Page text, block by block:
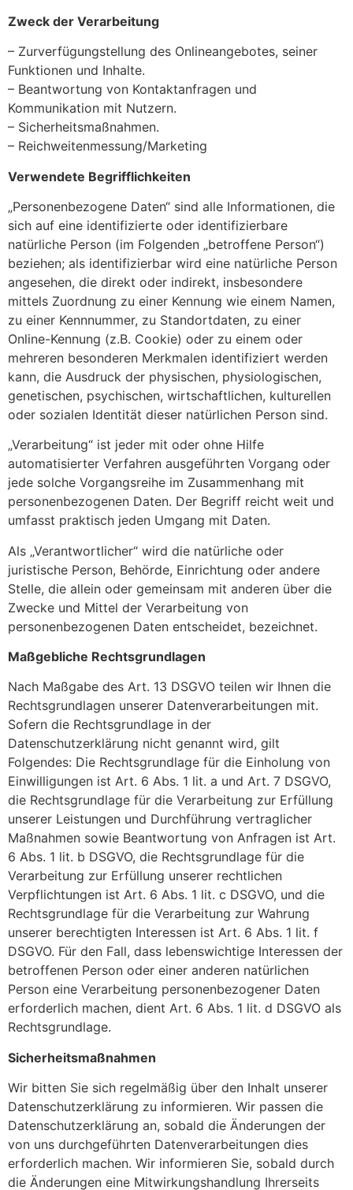
Zweck der Verarbeitung
– Zurverfügungstellung des Onlineangebotes, seiner
Funktionen und Inhalte.
– Beantwortung von Kontaktanfragen und
Kommunikation mit Nutzern.
– Sicherheitsmaßnahmen.
– Reichweitenmessung/Marketing
Verwendete Begrifflichkeiten
„Personenbezogene Daten“ sind alle Informationen, die
sich auf eine identifizierte oder identifizierbare
natürliche Person (im Folgenden „betroffene Person“)
beziehen; als identifizierbar wird eine natürliche Person
angesehen, die direkt oder indirekt, insbesondere
mittels Zuordnung zu einer Kennung wie einem Namen,
zu einer Kennnummer, zu Standortdaten, zu einer
Online-Kennung (z.B. Cookie) oder zu einem oder
mehreren besonderen Merkmalen identifiziert werden
kann, die Ausdruck der physischen, physiologischen,
genetischen, psychischen, wirtschaftlichen, kulturellen
oder sozialen Identität dieser natürlichen Person sind.
„Verarbeitung“ ist jeder mit oder ohne Hilfe
automatisierter Verfahren ausgeführten Vorgang oder
jede solche Vorgangsreihe im Zusammenhang mit
personenbezogenen Daten. Der Begriff reicht weit und
umfasst praktisch jeden Umgang mit Daten.
Als „Verantwortlicher“ wird die natürliche oder
juristische Person, Behörde, Einrichtung oder andere
Stelle, die allein oder gemeinsam mit anderen über die
Zwecke und Mittel der Verarbeitung von
personenbezogenen Daten entscheidet, bezeichnet.
Maßgebliche Rechtsgrundlagen
Nach Maßgabe des Art. 13 DSGVO teilen wir Ihnen die
Rechtsgrundlagen unserer Datenverarbeitungen mit.
Sofern die Rechtsgrundlage in der
Datenschutzerklärung nicht genannt wird, gilt
Folgendes: Die Rechtsgrundlage für die Einholung von
Einwilligungen ist Art. 6 Abs. 1 lit. a und Art. 7 DSGVO,
die Rechtsgrundlage für die Verarbeitung zur Erfüllung
unserer Leistungen und Durchführung vertraglicher
Maßnahmen sowie Beantwortung von Anfragen ist Art.
6 Abs. 1 lit. b DSGVO, die Rechtsgrundlage für die
Verarbeitung zur Erfüllung unserer rechtlichen
Verpflichtungen ist Art. 6 Abs. 1 lit. c DSGVO, und die
Rechtsgrundlage für die Verarbeitung zur Wahrung
unserer berechtigten Interessen ist Art. 6 Abs. 1 lit. f
DSGVO. Für den Fall, dass lebenswichtige Interessen der
betroffenen Person oder einer anderen natürlichen
Person eine Verarbeitung personenbezogener Daten
erforderlich machen, dient Art. 6 Abs. 1 lit. d DSGVO als
Rechtsgrundlage.
Sicherheitsmaßnahmen
Wir bitten Sie sich regelmäßig über den Inhalt unserer
Datenschutzerklärung zu informieren. Wir passen die
Datenschutzerklärung an, sobald die Änderungen der
von uns durchgeführten Datenverarbeitungen dies
erforderlich machen. Wir informieren Sie, sobald durch
die Änderungen eine Mitwirkungshandlung Ihrerseits